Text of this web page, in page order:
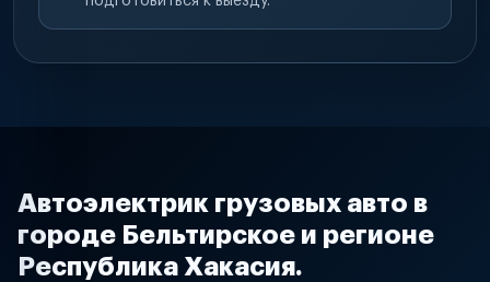
Автоэлектрик грузовых авто в
городе Бельтирское и регионе
Республика Хакасия.